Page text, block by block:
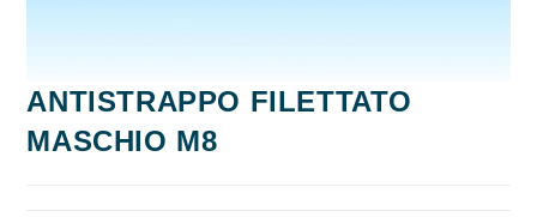
ANTISTRAPPO FILETTATO
MASCHIO M8